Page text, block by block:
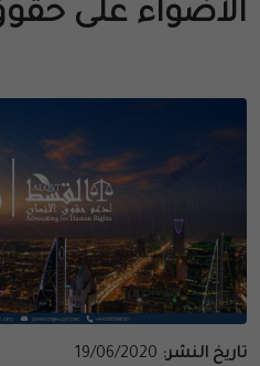
الأضواء على
تاريخ النشر: